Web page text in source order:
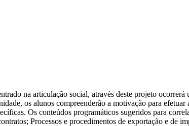
na articulação social, através deste projeto
os alunos compreenderão a motivação para
Os conteúdos programáticos sugeridos para
Processos e procedimentos de exportação e de